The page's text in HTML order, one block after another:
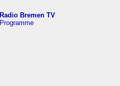
Radio Bremen TV
Programme